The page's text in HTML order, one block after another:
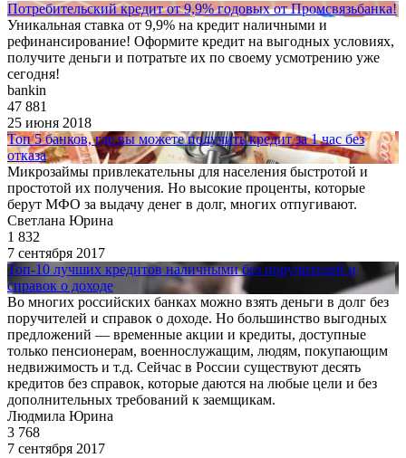
Потребительский кредит от 9,9% годовых от Промсвязьбанка!
Уникальная ставка от 9,9% на кредит наличными и
рефинансирование! Оформите кредит на выгодных условиях,
получите деньги и потратьте их по своему усмотрению уже
сегодня!
bankin
47 881
25 июня 2018
Топ 5 банков, где вы можете получить кредит за 1 час без
отказа
Микрозаймы привлекательны для населения быстротой и
простотой их получения. Но высокие проценты, которые
берут МФО за выдачу денег в долг, многих отпугивают.
Светлана Юрина
1 832
7 сентября 2017
Топ-10 лучших кредитов наличными без поручителей и
справок о доходе
Во многих российских банках можно взять деньги в долг без
поручителей и справок о доходе. Но большинство выгодных
предложений — временные акции и кредиты, доступные
только пенсионерам, военнослужащим, людям, покупающим
недвижимость и т.д. Сейчас в России существуют десять
кредитов без справок, которые даются на любые цели и без
дополнительных требований к заемщикам.
Людмила Юрина
3 768
7 сентября 2017